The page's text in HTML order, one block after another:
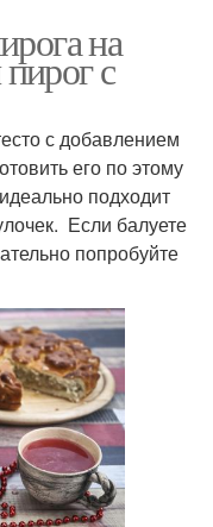
на
с
с добавлением
его по этому
подходит
Если балуете
попробуйте